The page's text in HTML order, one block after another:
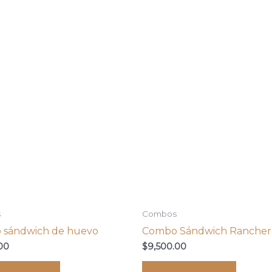
sándwich de huevo
Combos
Combo Sándwich
$9,500.00